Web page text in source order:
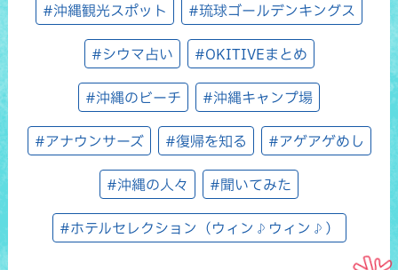
#沖縄観光スポット #琉球ゴールデンキングス
#シウマ占い #OKITIVEまとめ
#沖縄のビーチ #沖縄キャンプ場
#アナウンサーズ #復帰を知る #アゲアゲめし
#沖縄の人々 #聞いてみた
#ホテルセレクション（ウィン♪ウィン♪）